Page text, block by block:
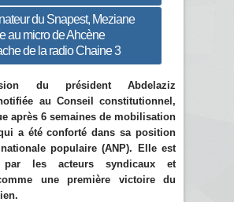
du Snapest, Meziane
au micro de Ahcène
de la radio Chaine 3
du président Abdelaziz
au Conseil constitutionnel,
après 6 semaines de mobilisation
a été conforté dans sa position
populaire (ANP). Elle est
par les acteurs syndicaux et
une première victoire du